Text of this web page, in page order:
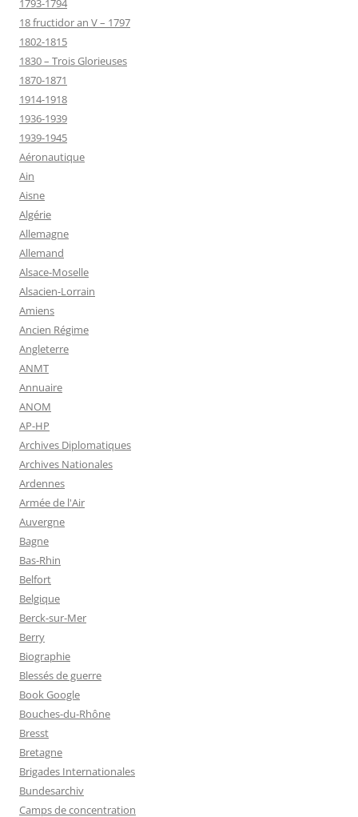
1793-1794
18 fructidor an V – 1797
1802-1815
1830 – Trois Glorieuses
1870-1871
1914-1918
1936-1939
1939-1945
Aéronautique
Ain
Aisne
Algérie
Allemagne
Allemand
Alsace-Moselle
Alsacien-Lorrain
Amiens
Ancien Régime
Angleterre
ANMT
Annuaire
ANOM
AP-HP
Archives Diplomatiques
Archives Nationales
Ardennes
Armée de l'Air
Auvergne
Bagne
Bas-Rhin
Belfort
Belgique
Berck-sur-Mer
Berry
Biographie
Blessés de guerre
Book Google
Bouches-du-Rhône
Bresst
Bretagne
Brigades Internationales
Bundesarchiv
Camps de concentration